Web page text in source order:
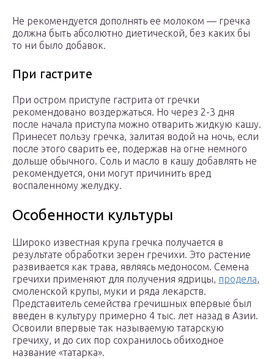
Не рекомендуется дополнять ее молоком — гречка
должна быть абсолютно диетической, без каких бы
то ни было добавок.
При гастрите
При остром приступе гастрита от гречки
рекомендовано воздержаться. Но через 2-3 дня
после начала приступа можно отварить жидкую кашу.
Принесет пользу гречка, залитая водой на ночь, если
после этого сварить ее, подержав на огне немного
дольше обычного. Соль и масло в кашу добавлять не
рекомендуется, они могут причинить вред
воспаленному желудку.
Особенности культуры
Широко известная крупа гречка получается в
результате обработки зерен гречихи. Это растение
развивается как трава, являясь медоносом. Семена
гречихи применяют для получения ядрицы, продела,
смоленской крупы, муки и ряда лекарств.
Представитель семейства гречишных впервые был
введен в культуру примерно 4 тыс. лет назад в Азии.
Освоили впервые так называемую татарскую
гречиху, и до сих пор сохранилось обиходное
название «татарка».